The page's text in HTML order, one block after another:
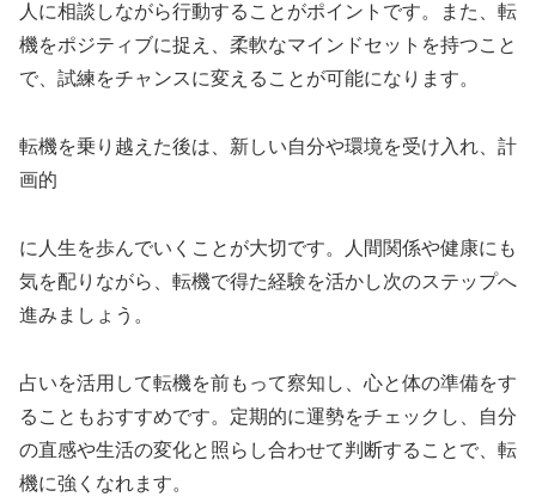
人に相談しながら行動することがポイントです。また、転
機をポジティブに捉え、柔軟なマインドセットを持つこと
で、試練をチャンスに変えることが可能になります。
転機を乗り越えた後は、新しい自分や環境を受け入れ、計
画的
に人生を歩んでいくことが大切です。人間関係や健康にも
気を配りながら、転機で得た経験を活かし次のステップへ
進みましょう。
占いを活用して転機を前もって察知し、心と体の準備をす
ることもおすすめです。定期的に運勢をチェックし、自分
の直感や生活の変化と照らし合わせて判断することで、転
機に強くなれます。